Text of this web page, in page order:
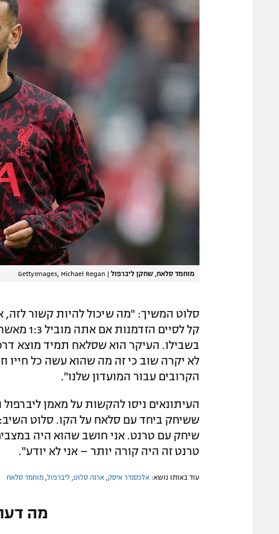
מוחמד סלאח, שחקן ליברפול GettyImages, Michael Regan
סלוט המשיך: "מה שיכול להיות קשור לזה,
בשבילו. העיקר הוא שסלאח תמיד מוצא
לא יקרה שוב כי זה מה שהוא עשה כל חייו
הקרובים עבור המועדון שלנו".
העיתונאים ניסו להקשות על מאמן
ששיחק ביחד עם סלאח על הקו. סלוט השיב:
שיחק עם טרנט. אני חושב שהוא היה
טרנט זה היה קורה יותר – אני לא יודע".
עוד באותו נושא: אלכסנדר איסק ארנה סלוט ליברפול מוחמד סלאח
מה